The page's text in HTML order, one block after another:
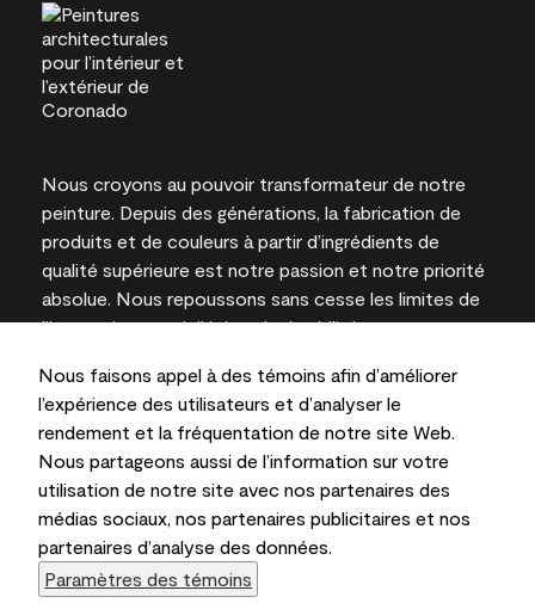
Nous faisons appel à des témoins afin d’améliorer
l’expérience des utilisateurs et d’analyser le
rendement et la fréquentation de notre site Web.
Nous partageons aussi de l’information sur votre
utilisation de notre site avec nos partenaires des
médias sociaux, nos partenaires publicitaires et nos
partenaires d’analyse des données.
Paramètres des témoins
Nous croyons au pouvoir transformateur de notre
peinture. Depuis des générations, la fabrication de
produits et de couleurs à partir d’ingrédients de
qualité supérieure est notre passion et notre priorité
absolue. Nous repoussons sans cesse les limites de
l’innovation et privilégions la durabilité pour
l’expertise locale.
Les couleurs représentées à l’écran et sur les
documents imprimés peuvent différer des couleurs
en contenant.